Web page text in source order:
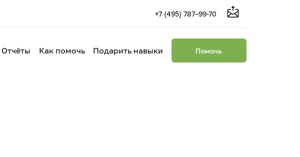
+7 (495) 787–99-70
Отчёты Как помочь Подарить навыки Помочь